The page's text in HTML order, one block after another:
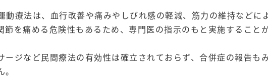
動療法は、血行改善や痛みやしびれ感の軽減、筋力の維持などに
節を痛める危険性もあるため、専門医の指示のもと実施すること
ージなど民間療法の有効性は確立されておらず、合併症の報告も